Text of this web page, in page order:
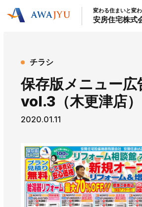
リフォーム事業 外装事業
新
不動産事業
インテリア事業
大型物件事業
安房住宅について
社長挨拶 企業情報 沿革
スタッフ紹介
お知らせ
変わる住まいと変
安房住宅株式
チラシ
保存版メニュー広
vol.3（木更津店）
2020.01.11